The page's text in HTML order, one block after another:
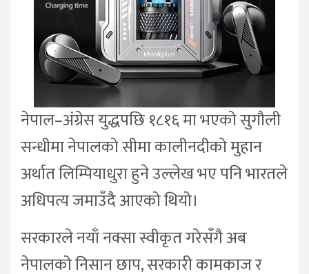
नेपाल–अंग्रेस युद्धपछि १८१६ मा भएको सुगौली
सन्धीमा नेपालको सीमा कालीनदीको मुहान
अर्थात लिम्पियाधुरा हुने उल्लेख भए पनि भारतले
अधिपत्य जमाउँदै आएको थियो।
सरकारले नयाँ नक्सा स्वीकृत गरेसँगै अब
नेपालको निसान छाप, सरकारी कामकाज र